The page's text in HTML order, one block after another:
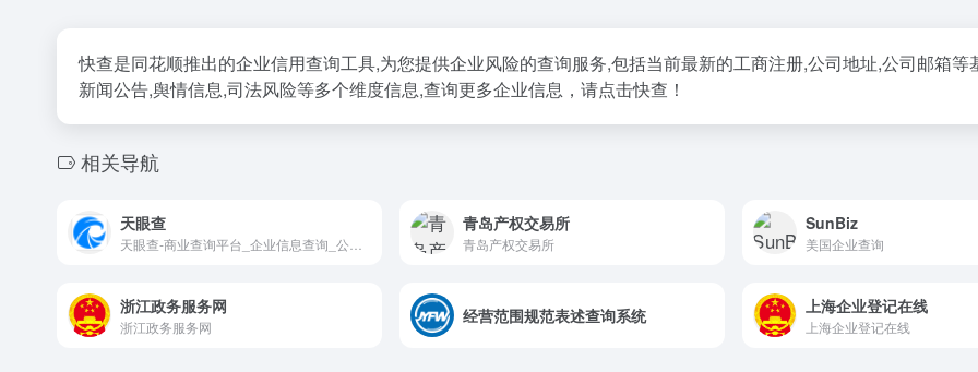
快查是同花顺推出的企业信用查询工具,为您提供企业风险的查询服务,包括当前最新的工商注册,公司地址,公司邮箱
新闻公告,舆情信息,司法风险等多个维度信息,查询更多企业信息，请点击快查！
相关导航
天眼查 青岛产权交易所
青岛产权交易所
SunBiz
美国企业查询
浙江政务服务网
浙江政务服务网
经营范围规范表述查询系统 上海企业登记在线
上海企业登记在线